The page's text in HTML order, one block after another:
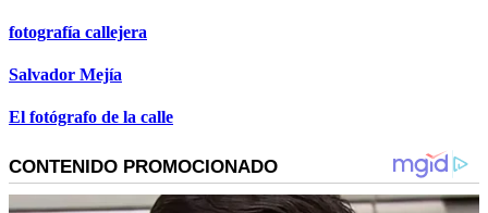
fotografía callejera
Salvador Mejía
El fotógrafo de la calle